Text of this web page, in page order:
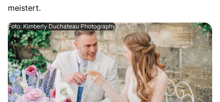
meistert.
Foto: Kimberly Duchateau Photography